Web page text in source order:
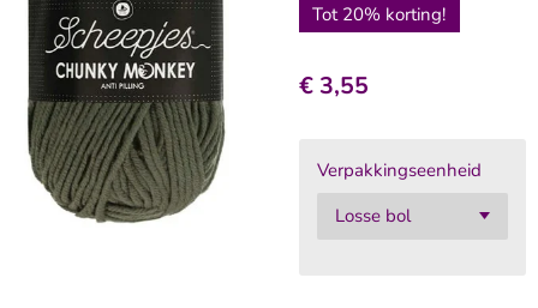
Tot 20% korting!
€ 3,55
Verpakkingseenheid